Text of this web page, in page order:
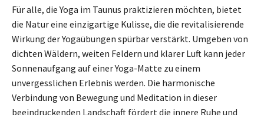
Für alle, die Yoga im Taunus praktizieren möchten, bietet
die Natur eine einzigartige Kulisse, die die revitalisierende
Wirkung der Yogaübungen spürbar verstärkt. Umgeben von
dichten Wäldern, weiten Feldern und klarer Luft kann jeder
Sonnenaufgang auf einer Yoga-Matte zu einem
unvergesslichen Erlebnis werden. Die harmonische
Verbindung von Bewegung und Meditation in dieser
beeindruckenden Landschaft fördert die innere Ruhe und